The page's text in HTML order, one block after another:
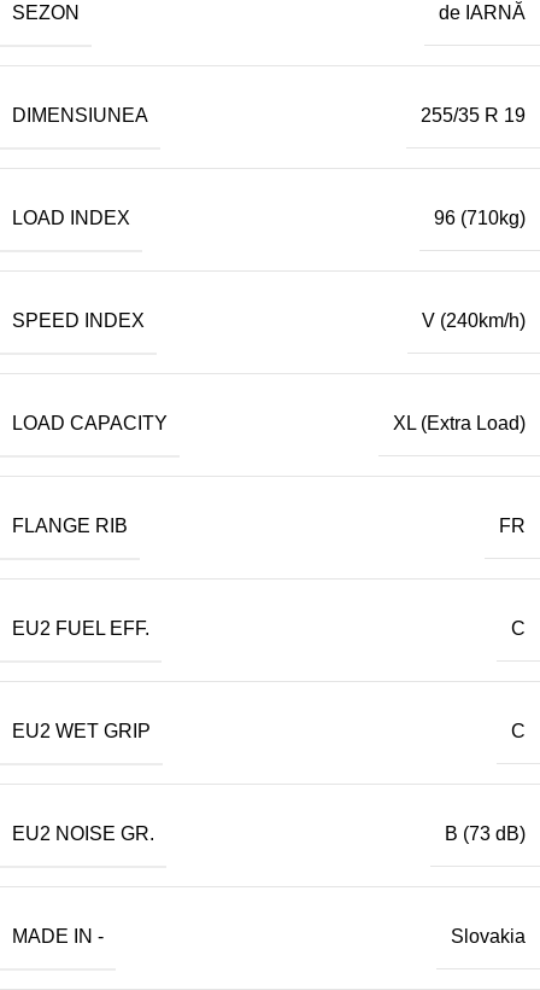
SEZON de IARNĂ
DIMENSIUNEA 255/35 R 19
LOAD INDEX 96 (710kg)
SPEED INDEX V (240km/h)
LOAD CAPACITY XL (Extra Load)
FLANGE RIB FR
EU2 FUEL EFF. C
EU2 WET GRIP C
EU2 NOISE GR. B (73 dB)
MADE IN - Slovakia